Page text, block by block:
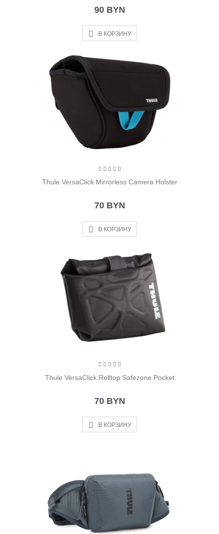
90 BYN
В КОРЗИНУ
Thule VersaClick Mirrorless Camera Holster
70 BYN
В КОРЗИНУ
Thule VersaClick Rolltop Safezone Pocket
70 BYN
В КОРЗИНУ